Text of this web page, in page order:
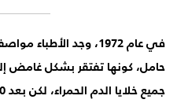
في عام 1972، وجد
حامل، كونها تفتقر بشكل